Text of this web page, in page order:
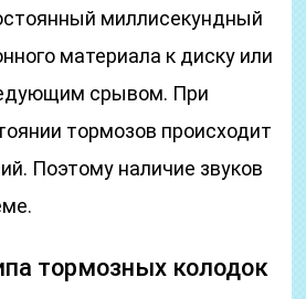
миллисекундный
материала к диску или
срывом. При
тормозов происходит
Поэтому наличие звуков
тормозных колодок